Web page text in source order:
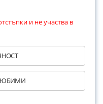
и не участва в